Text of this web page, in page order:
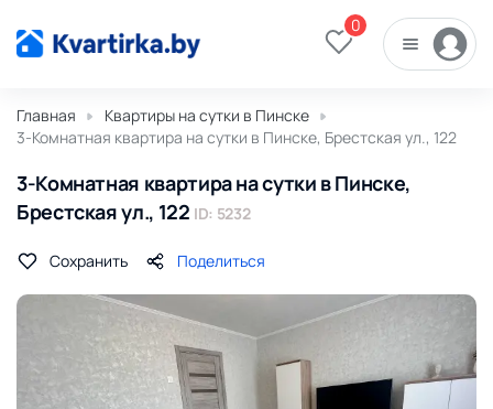
0
Главная
Квартиры на сутки в Пинске
3-Комнатная квартира на сутки в Пинске, Брестская ул., 122
3-Комнатная квартира на сутки в Пинске,
Брестская ул., 122 ID: 5232
Сохранить Поделиться